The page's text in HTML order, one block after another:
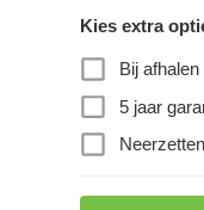
Kies extra
Bij afhalen
5 jaar